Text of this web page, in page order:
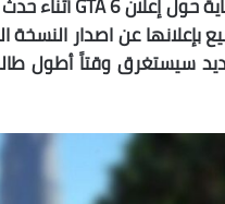
سيستغرق وقتاً أطول